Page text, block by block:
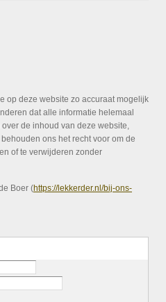
op deze website zo accuraat mogelijk
dat alle informatie helemaal
de inhoud van deze website,
ons het recht voor om de
of te verwijderen zonder
Boer (https://lekkerder.nl/bij-ons-